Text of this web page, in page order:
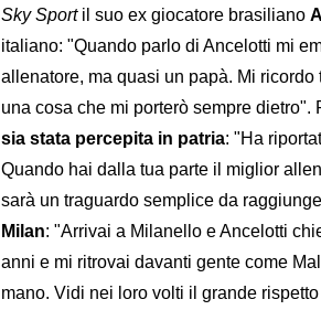
Sky Sportil suo ex giocatore brasiliano
italiano: "Quando parlo di Ancelotti mi
allenatore, ma quasi un papà. Mi
una cosa che mi porterò sempre dietro".
sia stata percepita in patria: "Ha
Quando hai dalla tua parte il miglior
sarà un traguardo semplice da
Milan: "Arrivai a Milanello e Ancelotti
anni e mi ritrovai davanti gente come
mano. Vidi nei loro volti il grande